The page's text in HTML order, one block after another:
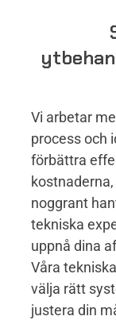
Vi arbetar
process och
förbättra
noggrant
tekniska
uppnå dina
Våra
välja rätt
justera din